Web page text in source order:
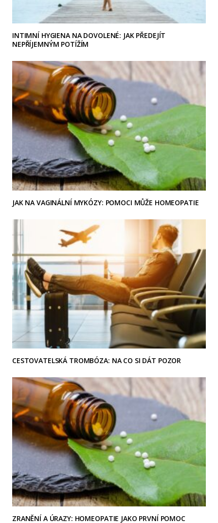
INTIMNÍ HYGIENA NA DOVOLENÉ: JAK PŘEDEJÍT
NEPŘÍJEMNÝM POTÍŽÍM
JAK NA VAGINÁLNÍ MYKÓZY: POMOCI MŮŽE HOMEOPATIE
CESTOVATELSKÁ TROMBÓZA: NA CO SI DÁT POZOR
ZRANĚNÍ A ÚRAZY: HOMEOPATIE JAKO PRVNÍ POMOC